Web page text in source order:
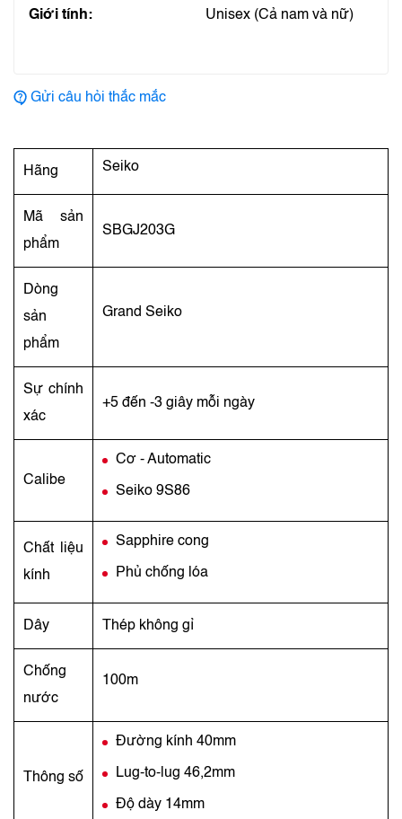
Giới tính: Unisex (Cả nam và nữ)
Gửi câu hỏi thắc mắc
Hãng Seiko
Mã sản
phẩm
SBGJ203G
Dòng
sản
phẩm
Grand Seiko
Sự chính
xác
+5 đến -3 giây mỗi ngày
Calibe
Cơ - Automatic
Seiko 9S86
Chất liệu
kính
Sapphire cong
Phủ chống lóa
Dây Thép không gỉ
Chống
nước
100m
Thông số
Đường kính 40mm
Lug-to-lug 46,2mm
Độ dày 14mm